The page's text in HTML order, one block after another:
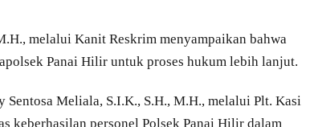
melalui Kanit Reskrim menyampaikan bahwa
Panai Hilir untuk proses hukum lebih lanjut.
Meliala, S.I.K., S.H., M.H., melalui Plt. Kasi
keberhasilan personel Polsek Panai Hilir dalam